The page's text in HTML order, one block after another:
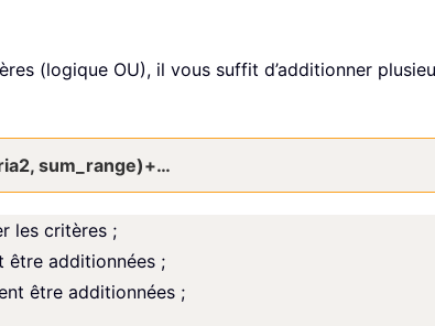
(logique OU), il vous suffit d’additionner
sum_range)+…
les critères ;
être additionnées ;
être additionnées ;